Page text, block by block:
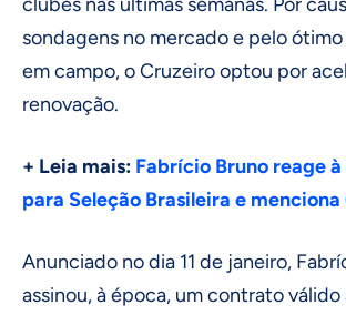
sondagens no mercado e pelo
em campo, o Cruzeiro optou por
renovação.
+ Leia mais: Fabrício Bruno reage
para Seleção Brasileira e
Anunciado no dia 11 de janeiro,
assinou, à época, um contrato